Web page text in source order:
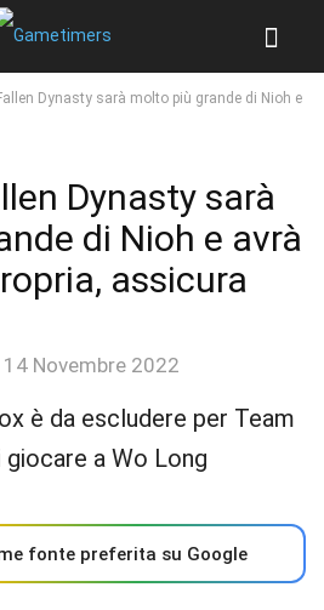
Dynasty sarà molto più grande di Nioh e
Dynasty sarà
di Nioh e avrà
assicura
14 Novembre 2022
fonte preferita su Google